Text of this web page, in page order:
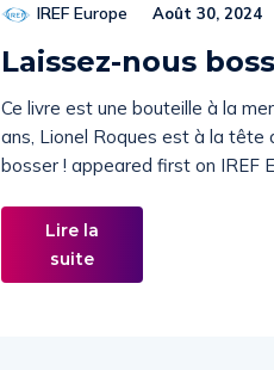
IREF Europe Août 30, 2024
Laissez-nous
Ce livre est une bouteille à la
ans, Lionel Roques est à la tête
bosser ! appeared first on IREF
Lire la
suite